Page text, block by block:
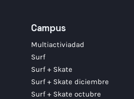
Campus
Multiactiviadad
Surf
Surf + Skate
Surf + Skate diciembre
Surf + Skate octubre